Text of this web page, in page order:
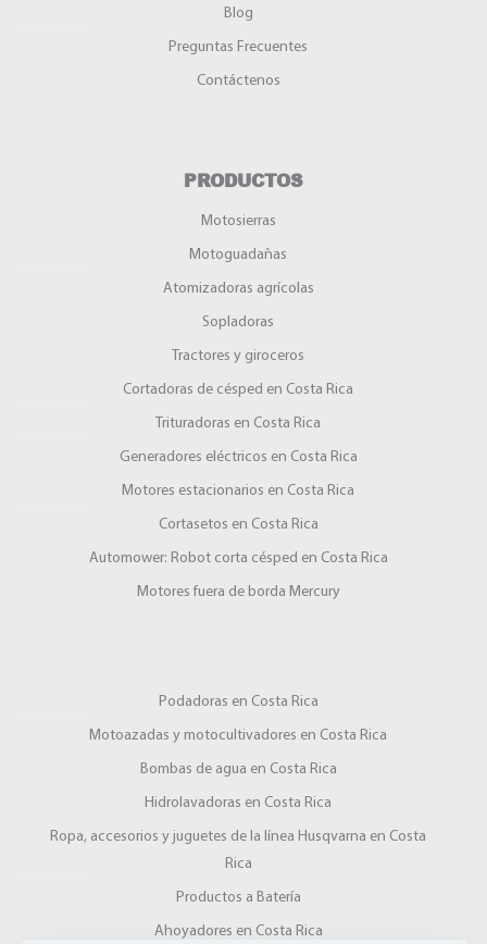
Blog
Preguntas Frecuentes
Contáctenos
PRODUCTOS
Motosierras
Motoguadañas
Atomizadoras agrícolas
Sopladoras
Tractores y giroceros
Cortadoras de césped en Costa Rica
Trituradoras en Costa Rica
Generadores eléctricos en Costa Rica
Motores estacionarios en Costa Rica
Cortasetos en Costa Rica
Automower: Robot corta césped en Costa Rica
Motores fuera de borda Mercury
Podadoras en Costa Rica
Motoazadas y motocultivadores en Costa Rica
Bombas de agua en Costa Rica
Hidrolavadoras en Costa Rica
Ropa, accesorios y juguetes de la línea Husqvarna en Costa
Rica
Productos a Batería
Ahoyadores en Costa Rica